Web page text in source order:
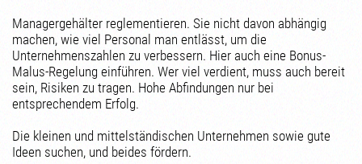
Managergehälter reglementieren. Sie nicht davon abhängig
machen, wie viel Personal man entlässt, um die
Unternehmenszahlen zu verbessern. Hier auch eine Bonus-
Malus-Regelung einführen. Wer viel verdient, muss auch bereit
sein, Risiken zu tragen. Hohe Abfindungen nur bei
entsprechendem Erfolg.
Die kleinen und mittelständischen Unternehmen sowie gute
Ideen suchen, und beides fördern.